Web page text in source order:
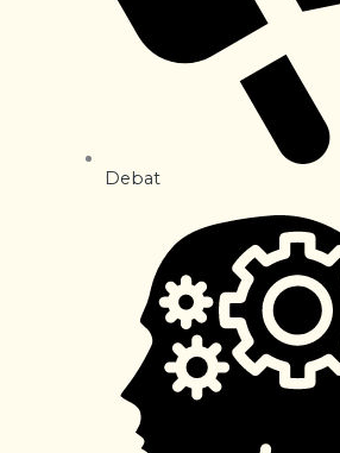
Debat